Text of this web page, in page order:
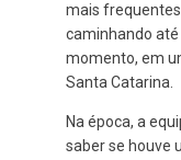
mais
caminhando
momento, em
Santa Catarina.
Na época, a
saber se houve